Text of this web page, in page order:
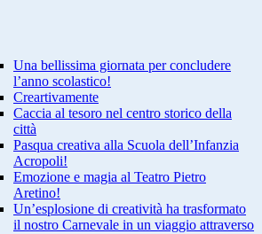
Una bellissima giornata per concludere
l’anno scolastico!
Creartivamente
Caccia al tesoro nel centro storico della
città
Pasqua creativa alla Scuola dell’Infanzia
Acropoli!
Emozione e magia al Teatro Pietro
Aretino!
Un’esplosione di creatività ha trasformato
il nostro Carnevale in un viaggio attraverso